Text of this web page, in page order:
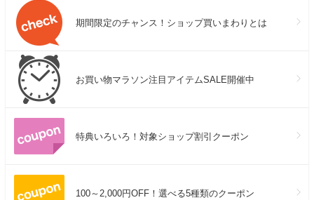
期間限定のチャンス！ショップ買いまわりとは
お買い物マラソン注目アイテムSALE開催中
特典いろいろ！対象ショップ割引クーポン
100～2,000円OFF！選べる5種類のクーポン